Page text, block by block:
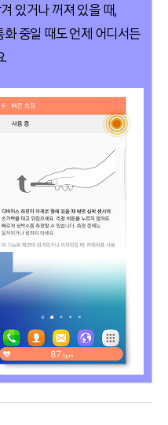
있거나 꺼져 있을 때,
중일 때도 언제 어디서든
.